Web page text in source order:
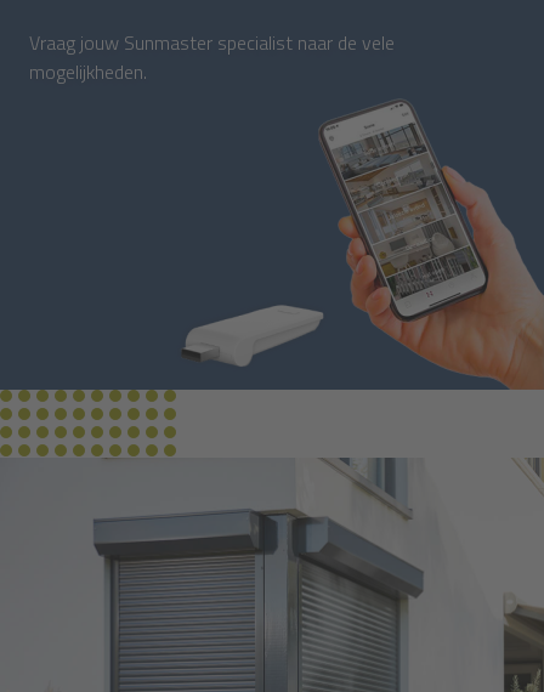
Vraag jouw Sunmaster specialist naar de vele
mogelijkheden.